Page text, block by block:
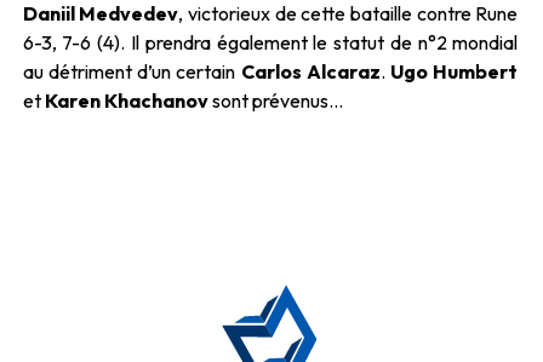
Daniil Medvedev, victorieux de cette bataille contre Rune
6-3, 7-6 (4). Il prendra également le statut de n°2 mondial
au détriment d’un certain Carlos Alcaraz. Ugo Humbert
et Karen Khachanovsont prévenus…